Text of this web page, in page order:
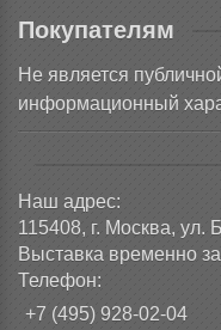
Покупателям
Не является
информационный
Наш адрес:
115408, г. Москва, ул.
Выставка временно
Телефон:
+7 (495) 928-02-04